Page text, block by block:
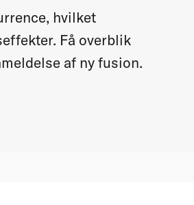
hvilket
Få overblik
af ny fusion.